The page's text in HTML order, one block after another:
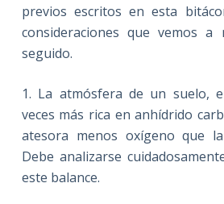
previos escritos en esta
consideraciones que vemos
seguido.
1. La atmósfera de un suelo,
veces más rica en anhídrido
atesora menos oxígeno que
Debe analizarse
este balance.